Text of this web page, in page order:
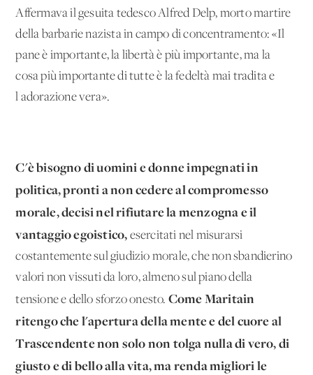
Affermava il gesuita tedesco Alfred Delp, morto martire
della barbarie nazista in campo di concentramento: «Il
pane è importante, la libertà è più importante, ma la
cosa più importante di tutte è la fedeltà mai tradita e
l'adorazione vera».
C'è bisogno di uomini e donne impegnati in
politica, pronti a non cedere al compromesso
morale, decisi nel rifiutare la menzogna e il
vantaggio egoistico, esercitati nel misurarsi
costantemente sul giudizio morale, che non sbandierino
valori non vissuti da loro, almeno sul piano della
tensione e dello sforzo onesto. Come Maritain
ritengo che l'apertura della mente e del cuore al
Trascendente non solo non tolga nulla di vero, di
giusto e di bello alla vita, ma renda migliori le